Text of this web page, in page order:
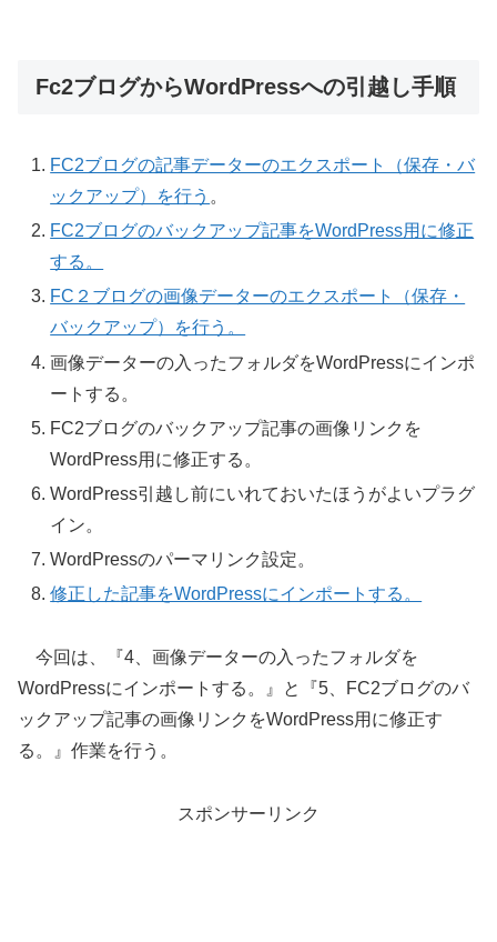
Fc2ブログからWordPressへの引越し手順
FC2ブログの記事データーのエクスポート（保存・バ
ックアップ）を行う 。
FC2ブログのバックアップ記事をWordPress用に修正
する。
FC２ブログの画像データーのエクスポート（保存・
バックアップ）を行う。
画像データーの入ったフォルダをWordPressにインポ
ートする。
FC2ブログのバックアップ記事の画像リンクを
WordPress用に修正する。
WordPress引越し前にいれておいたほうがよいプラグ
イン。
WordPressのパーマリンク設定。
修正した記事をWordPressにインポートする。
今回は、『4、画像データーの入ったフォルダを
WordPressにインポートする。』と『5、FC2ブログのバ
ックアップ記事の画像リンクをWordPress用に修正す
る。』作業を行う。
スポンサーリンク